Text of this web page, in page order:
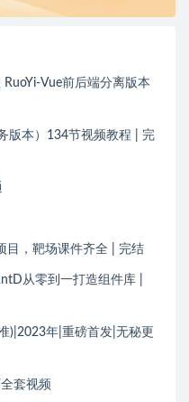
Vue前后端分离版本
版本）134节视频教程 | 完
目，靶场课件齐全 | 完结
从零到一打造组件库 |
)|2023年|重磅首发|无秘更
套视频